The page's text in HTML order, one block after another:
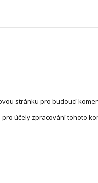
stránku pro budoucí
účely zpracování tohoto